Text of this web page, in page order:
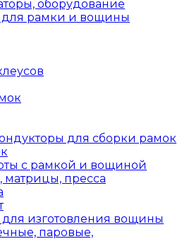
оборудование
для рамки и вощины
для сборки рамок
с рамкой и вощиной
матрицы, пресса
изготовления вощины
паровые,